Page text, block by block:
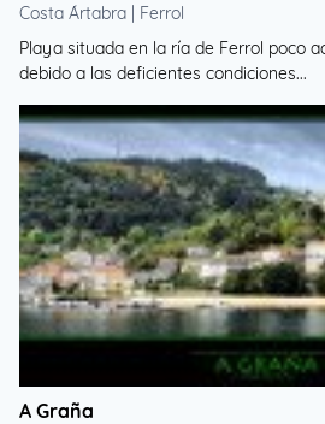
Costa Ártabra | Ferrol
Playa situada en la ría de Ferrol poco
debido a las deficientes condiciones...
A Graña